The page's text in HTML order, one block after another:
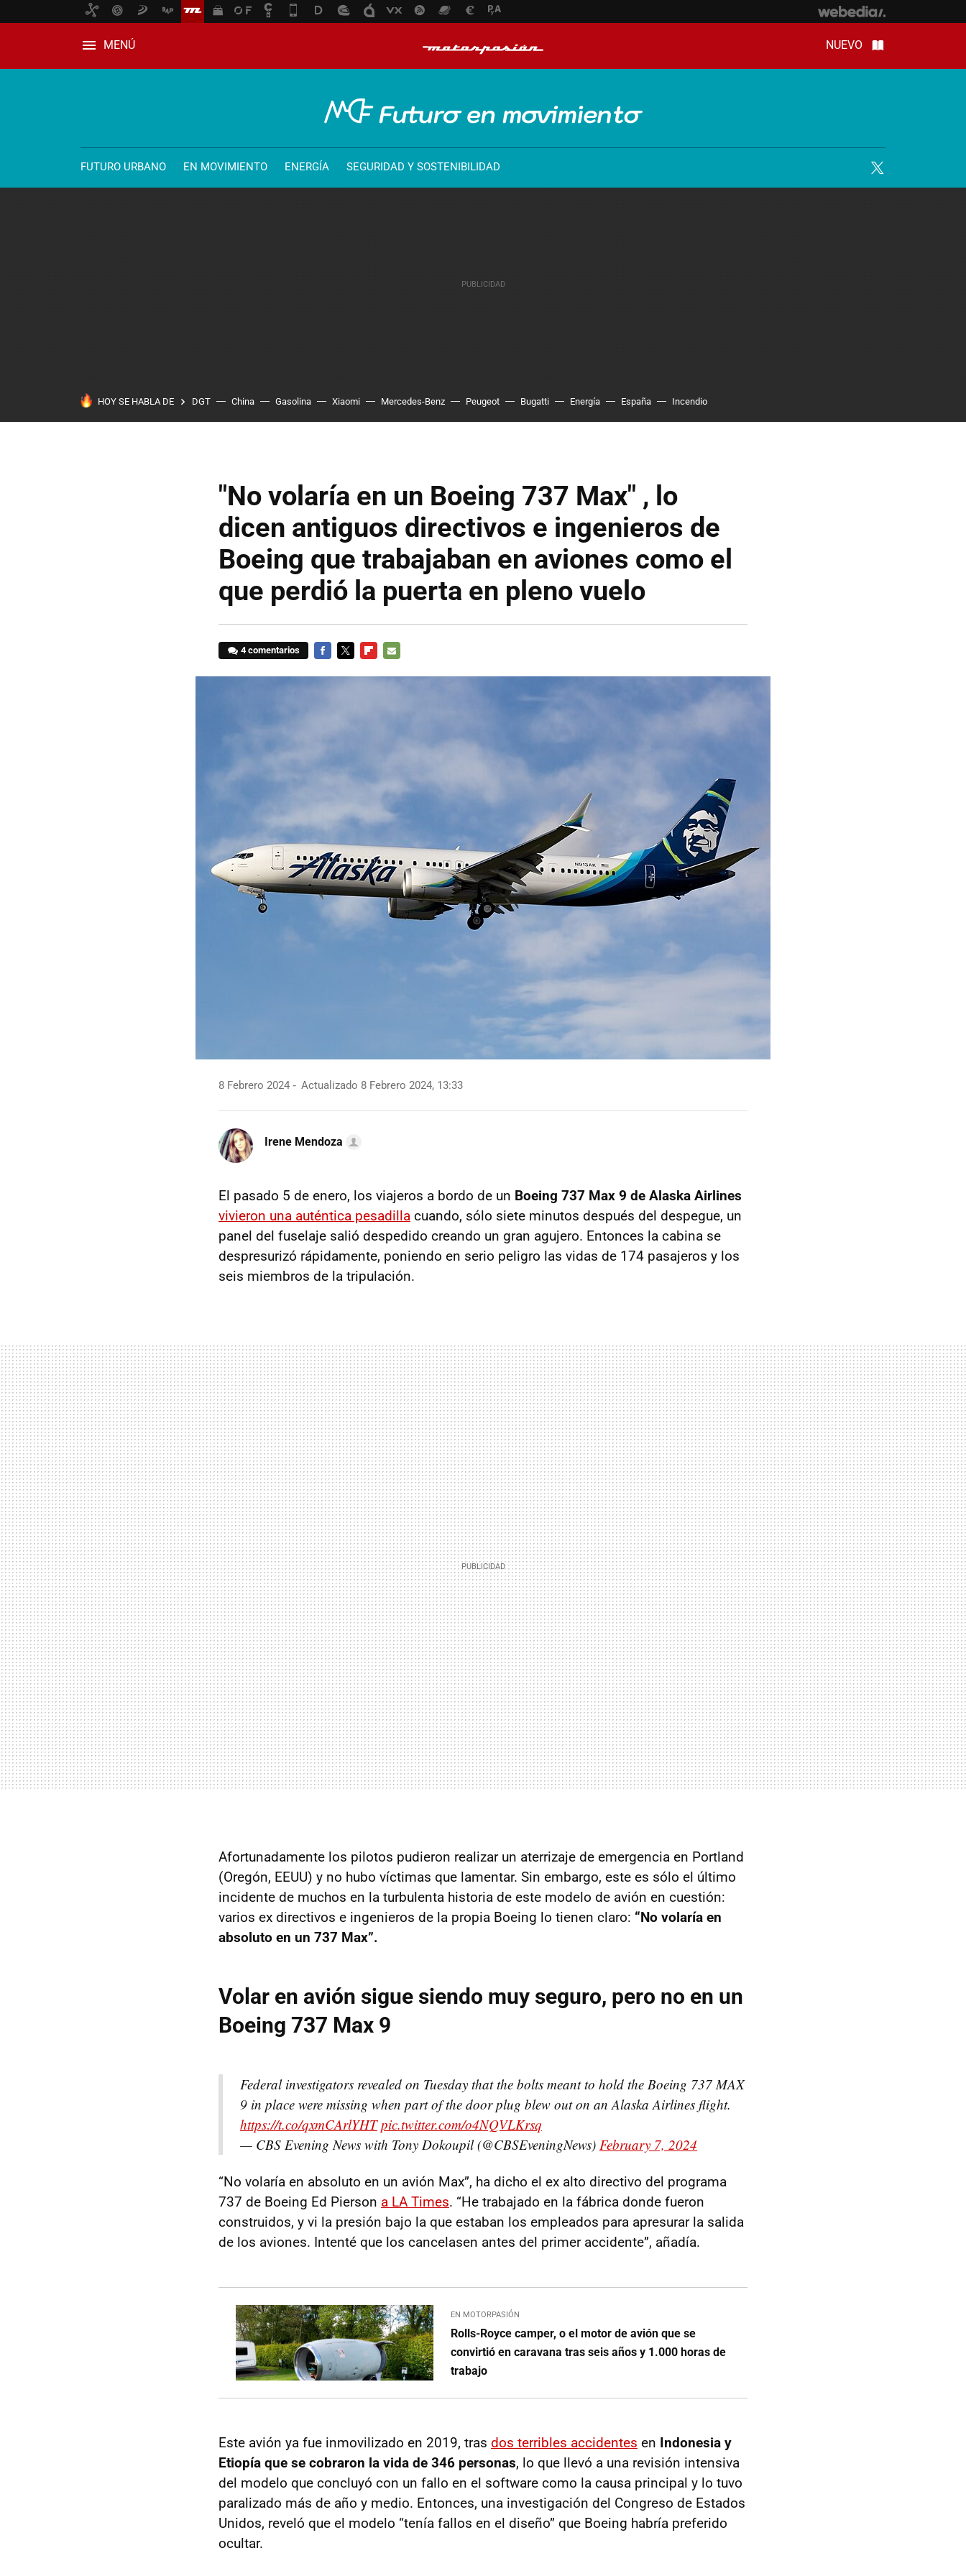
MENÚ NUEVO
FUTURO URBANO EN MOVIMIENTO ENERGÍA SEGURIDAD Y SOSTENIBILIDAD
HOY SE HABLA DE DGT China Gasolina Xiaomi Mercedes-Benz Peugeot Bugatti Energía España Incendio
"No volaría en un Boeing 737 Max" , lo
dicen antiguos directivos e ingenieros de
Boeing que trabajaban en aviones como el
que perdió la puerta en pleno vuelo
4 comentarios
8 Febrero 2024 Actualizado 8 Febrero 2024, 13:33
Irene Mendoza
El pasado 5 de enero, los viajeros a bordo de un Boeing 737 Max 9 de Alaska Airlines
vivieron una auténtica pesadilla cuando, sólo siete minutos después del despegue, un
panel del fuselaje salió despedido creando un gran agujero. Entonces la cabina se
despresurizó rápidamente, poniendo en serio peligro las vidas de 174 pasajeros y los
seis miembros de la tripulación.
Afortunadamente los pilotos pudieron realizar un aterrizaje de emergencia en Portland
(Oregón, EEUU) y no hubo víctimas que lamentar. Sin embargo, este es sólo el último
incidente de muchos en la turbulenta historia de este modelo de avión en cuestión:
varios ex directivos e ingenieros de la propia Boeing lo tienen claro: “No volaría en
absoluto en un 737 Max”.
Volar en avión sigue siendo muy seguro, pero no en un
Boeing 737 Max 9
Federal investigators revealed on Tuesday that the bolts meant to hold the Boeing 737 MAX
9 in place were missing when part of the door plug blew out on an Alaska Airlines flight.
https://t.co/qxmCArlYHT pic.twitter.com/o4NQVLKrsq
— CBS Evening News with Tony Dokoupil (@CBSEveningNews) February 7, 2024
“No volaría en absoluto en un avión Max”, ha dicho el ex alto directivo del programa
737 de Boeing Ed Pierson a LA Times. “He trabajado en la fábrica donde fueron
construidos, y vi la presión bajo la que estaban los empleados para apresurar la salida
de los aviones. Intenté que los cancelasen antes del primer accidente”, añadía.
EN MOTORPASIÓN
Rolls-Royce camper, o el motor de avión que se
convirtió en caravana tras seis años y 1.000 horas de
trabajo
Este avión ya fue inmovilizado en 2019, tras dos terribles accidentes en Indonesia y
Etiopía que se cobraron la vida de 346 personas, lo que llevó a una revisión intensiva
del modelo que concluyó con un fallo en el software como la causa principal y lo tuvo
paralizado más de año y medio. Entonces, una investigación del Congreso de Estados
Unidos, reveló que el modelo “tenía fallos en el diseño” que Boeing habría preferido
ocultar.